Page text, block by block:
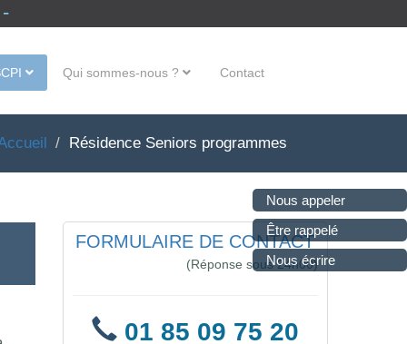
Nous appeler
Être rappelé
Nous écrire
Qui sommes-nous ? Contact
Résidence Seniors programmes
FORMULAIRE DE CONTACT
(Réponse sous 24h00)
01 85 09 75 20